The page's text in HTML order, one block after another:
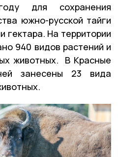
для сохранения
южно-русской тайги
гектара. На территории
940 видов растений и
животных. В Красные
занесены 23 вида